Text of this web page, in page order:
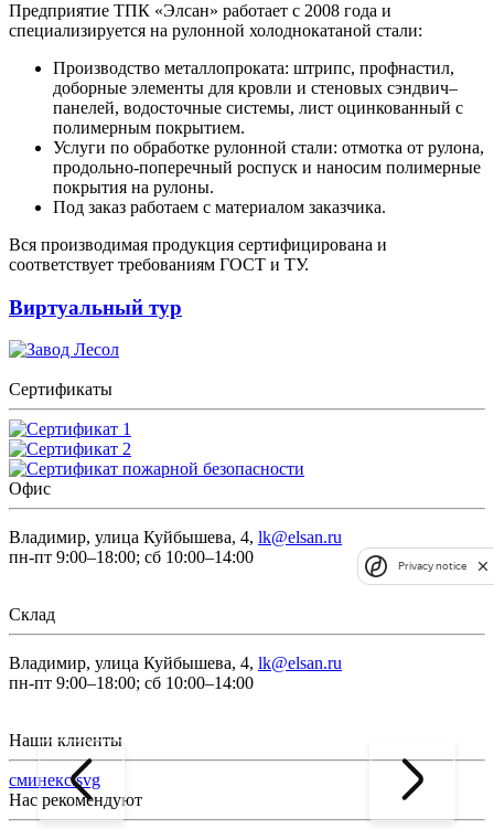
Предприятие ТПК «Элсан» работает с 2008 года и
специализируется на рулонной холоднокатаной стали:
Производство металлопроката: штрипс, профнастил,
доборные элементы для кровли и стеновых сэндвич–
панелей, водосточные системы, лист оцинкованный с
полимерным покрытием.
Услуги по обработке рулонной стали: отмотка от рулона,
продольно-поперечный роспуск и наносим полимерные
покрытия на рулоны.
Под заказ работаем с материалом заказчика.
Вся производимая продукция сертифицирована и
соответствует требованиям ГОСТ и ТУ.
Виртуальный тур
Сертификаты
Офис
Владимир, улица Куйбышева, 4, lk@elsan.ru
пн-пт 9:00–18:00; сб 10:00–14:00
Склад
Владимир, улица Куйбышева, 4, lk@elsan.ru
пн-пт 9:00–18:00; сб 10:00–14:00
Наши клиенты
сминекс.svg
Нас рекомендуют
Privacy notice